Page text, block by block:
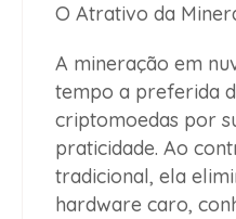
O Atrativo da
A mineração em
tempo a preferida
criptomoedas por
praticidade. Ao
tradicional, ela
hardware caro,